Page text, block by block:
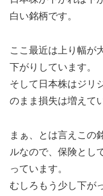
白い銘柄です。
ここ最近は上り幅が
下がりしています。
そして日本株はジリ
のまま損失は増えて
まぁ、とは言えこの
ルなので、保険とし
っています。
むしろもう少し下が